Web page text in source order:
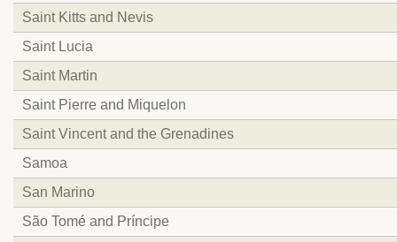
Saint Kitts and Nevis
Saint Lucia
Saint Martin
Saint Pierre and Miquelon
Saint Vincent and the Grenadines
Samoa
San Marino
São Tomé and Príncipe